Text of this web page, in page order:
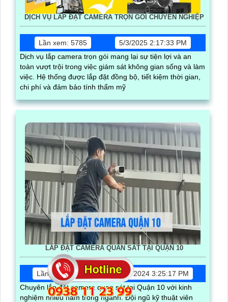
DỊCH VỤ LẮP ĐẶT CAMERA TRỌN GÓI CHUYÊN NGHIỆP
Lần xem: 5785
5/3/2025 2:17:33 PM
Dịch vụ lắp camera trọn gói mang lại sự tiện lợi và an
toàn vượt trội trong việc giám sát không gian sống và làm
việc. Hệ thống được lắp đặt đồng bộ, tiết kiệm thời gian,
chi phí và đảm bảo tính thẩm mỹ
LẮP ĐẶT CAMERA QUAN SÁT TẠI QUẬN 10
Lần xem: 12651
7/18/2024 3:25:17 PM
Chuyên lắp đặt camera quan sát tại Quận 10 với kinh
nghiệm nhiều năm trong ngành. Đội ngũ kỹ thuật viên